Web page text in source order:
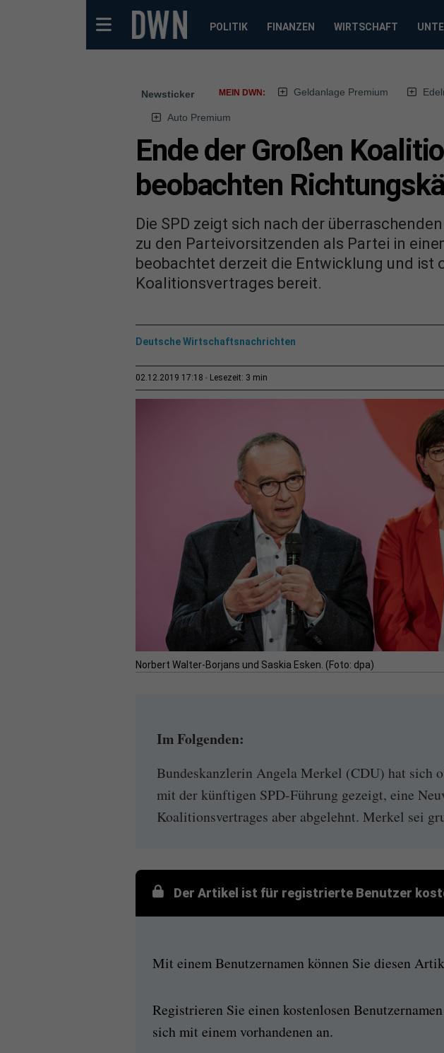
POLITIK FINANZEN WIRTSCHAFT
Newsticker MEIN DWN: Geldanlage Premium
Auto Premium
Ende der Großen
beobachten
Die SPD zeigt sich nach der
zu den Parteivorsitzenden als Partei in
beobachtet derzeit die Entwicklung und ist
Koalitionsvertrages bereit.
Deutsche Wirtschaftsnachrichten
02.12.2019 17:18 Lesezeit: 3 min
Norbert Walter-Borjans und Saskia Esken. (Foto: dpa)
Im Folgenden:
Bundeskanzlerin Angela Merkel (CDU) hat sich
mit der künftigen SPD-Führung gezeigt, eine
Koalitionsvertrages aber abgelehnt. Merkel sei
Der Artikel ist für registrierte Benutzer
Mit einem Benutzernamen können Sie diesen
Registrieren Sie einen kostenlosen
sich mit einem vorhandenen an.